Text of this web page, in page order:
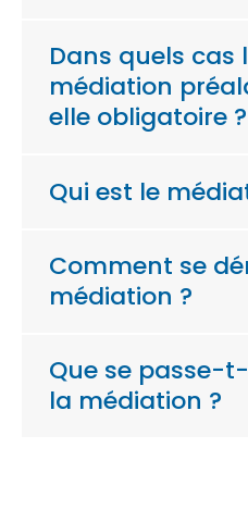
Dans quels cas
médiation
elle obligatoire ?
Qui est le
Comment se
médiation ?
Que se passe-
la médiation ?